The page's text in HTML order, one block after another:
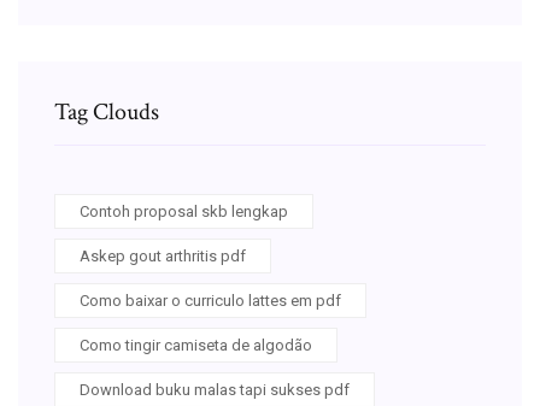
Tag Clouds
Contoh proposal skb lengkap
Askep gout arthritis pdf
Como baixar o curriculo lattes em pdf
Como tingir camiseta de algodão
Download buku malas tapi sukses pdf